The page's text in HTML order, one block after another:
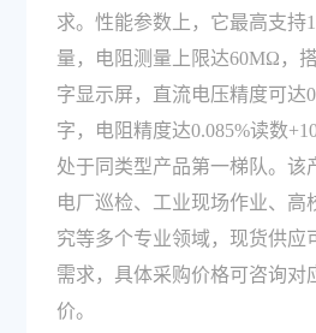
求。性能参数上，它最高支持
量，电阻测量上限达60MΩ，
字显示屏，直流电压精度可达
字，电阻精度达0.085%读数
处于同类型产品第一梯队。该
电厂巡检、工业现场作业、高
究等多个专业领域，现货供应
需求，具体采购价格可咨询对
价。